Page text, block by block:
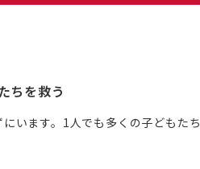
ちを救う
います。1人でも多くの子どもたち